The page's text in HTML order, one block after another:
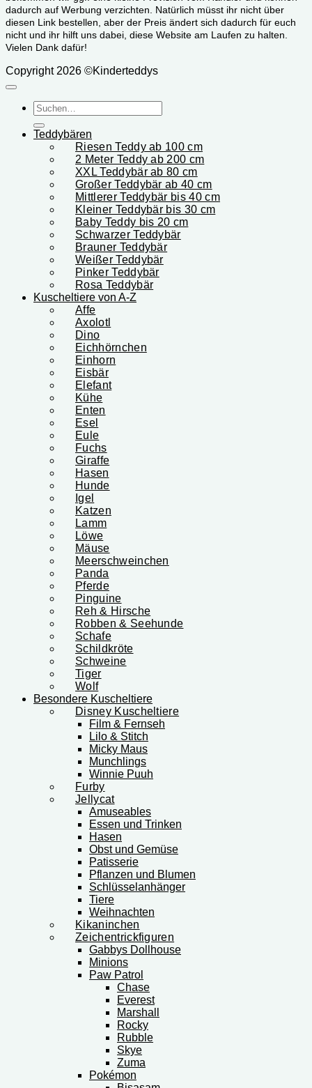
dadurch auf Werbung verzichten. Natürlich müsst ihr nicht über
diesen Link bestellen, aber der Preis ändert sich dadurch für euch
nicht und ihr hilft uns dabei, diese Website am Laufen zu halten.
Vielen Dank dafür!
Copyright 2026 ©Kinderteddys
Suchen
nach:
Teddybären
Riesen Teddy ab 100 cm
2 Meter Teddy ab 200 cm
XXL Teddybär ab 80 cm
Großer Teddybär ab 40 cm
Mittlerer Teddybär bis 40 cm
Kleiner Teddybär bis 30 cm
Baby Teddy bis 20 cm
Schwarzer Teddybär
Brauner Teddybär
Weißer Teddybär
Pinker Teddybär
Rosa Teddybär
Kuscheltiere von A-Z
Affe
Axolotl
Dino
Eichhörnchen
Einhorn
Eisbär
Elefant
Kühe
Enten
Esel
Eule
Fuchs
Giraffe
Hasen
Hunde
Igel
Katzen
Lamm
Löwe
Mäuse
Meerschweinchen
Panda
Pferde
Pinguine
Reh & Hirsche
Robben & Seehunde
Schafe
Schildkröte
Schweine
Tiger
Wolf
Besondere Kuscheltiere
Disney Kuscheltiere
Film & Fernseh
Lilo & Stitch
Micky Maus
Munchlings
Winnie Puuh
Furby
Jellycat
Amuseables
Essen und Trinken
Hasen
Obst und Gemüse
Patisserie
Pflanzen und Blumen
Schlüsselanhänger
Tiere
Weihnachten
Kikaninchen
Zeichentrickfiguren
Gabbys Dollhouse
Minions
Paw Patrol
Chase
Everest
Marshall
Rocky
Rubble
Skye
Zuma
Pokémon